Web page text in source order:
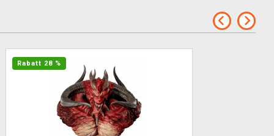
Rabatt 28 %